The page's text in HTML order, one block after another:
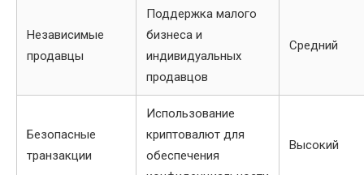
Независимые
продавцы
Поддержка малого
бизнеса и
индивидуальных
продавцов
Средний
Безопасные
транзакции
Использование
криптовалют для
обеспечения
Высокий